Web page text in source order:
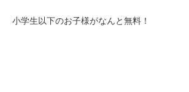
小学生以下のお子様がなんと無料！